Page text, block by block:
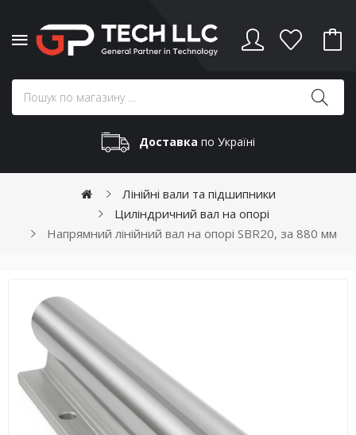
Доставка по Україні
Лінійні вали та підшипники
Циліндричний вал на опорі
Напрямний лінійний вал на опорі SBR20, за 880 мм